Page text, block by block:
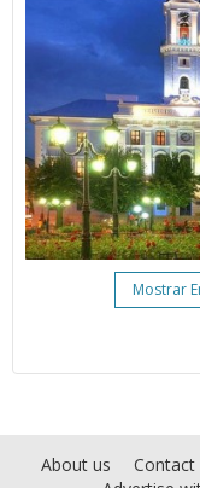
Mostrar
About us Contact